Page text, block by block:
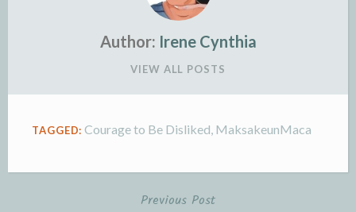
Author: Irene Cynthia
VIEW ALL POSTS
TAGGED: Courage to Be Disliked MaksakeunMaca
Previous Post